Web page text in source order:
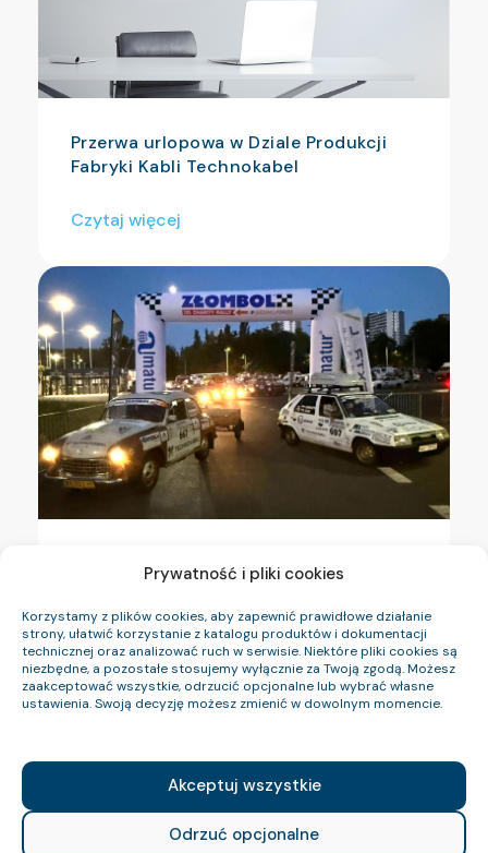
Prywatność i pliki cookies
Korzystamy z plików cookies, aby zapewnić prawidłowe działanie
strony, ułatwić korzystanie z katalogu produktów i dokumentacji
technicznej oraz analizować ruch w serwisie. Niektóre pliki cookies są
niezbędne, a pozostałe stosujemy wyłącznie za Twoją zgodą. Możesz
zaakceptować wszystkie, odrzucić opcjonalne lub wybrać własne
ustawienia. Swoją decyzję możesz zmienić w dowolnym momencie.
Akceptuj wszystkie
Odrzuć opcjonalne
Przerwa urlopowa w Dziale Produkcji
Fabryki Kabli Technokabel
Czytaj więcej
Kolejny rok wspieramy Złombol
Czytaj więcej